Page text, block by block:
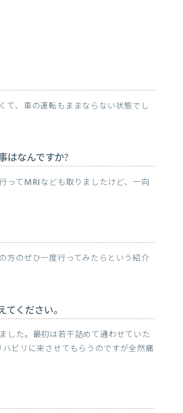
て、車の運転もままならない状態でし
はなんですか?
ってMRIなども取りましたけど、一向
方のぜひ一度行ってみたらという紹介
ください。
した。最初は若干詰めて通わせていた
ビリに来させてもらうのですが全然痛